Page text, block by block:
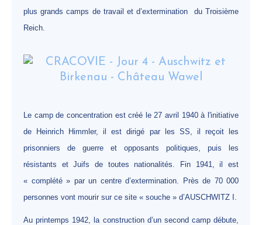
plus grands camps de travail et d’extermination du Troisième
Reich.
Le camp de concentration est créé le 27 avril 1940 à l'initiative
de Heinrich Himmler, il est dirigé par les SS, il reçoit les
prisonniers de guerre et opposants politiques, puis les
résistants et Juifs de toutes nationalités. Fin 1941, il est
« complété » par un centre d’extermination. Près de 70 000
personnes vont mourir sur ce site « souche » d’AUSCHWITZ I.
Au printemps 1942, la construction d’un second camp débute,